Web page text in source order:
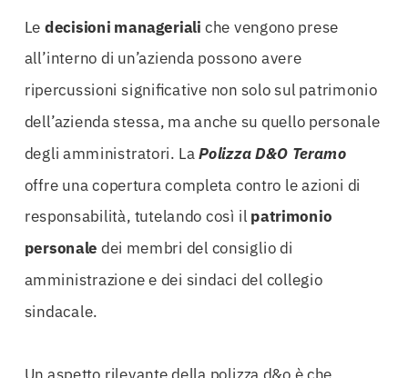
Ledecisioni manageriali che vengono prese
all’interno di un’azienda possono avere
ripercussioni significative non solo sul patrimonio
dell’azienda stessa, ma anche su quello personale
degli amministratori. LaPolizza D&O Teramo
offre una copertura completa contro le azioni di
responsabilità, tutelando così il patrimonio
personale dei membri del consiglio di
amministrazione e dei sindaci del collegio
sindacale.